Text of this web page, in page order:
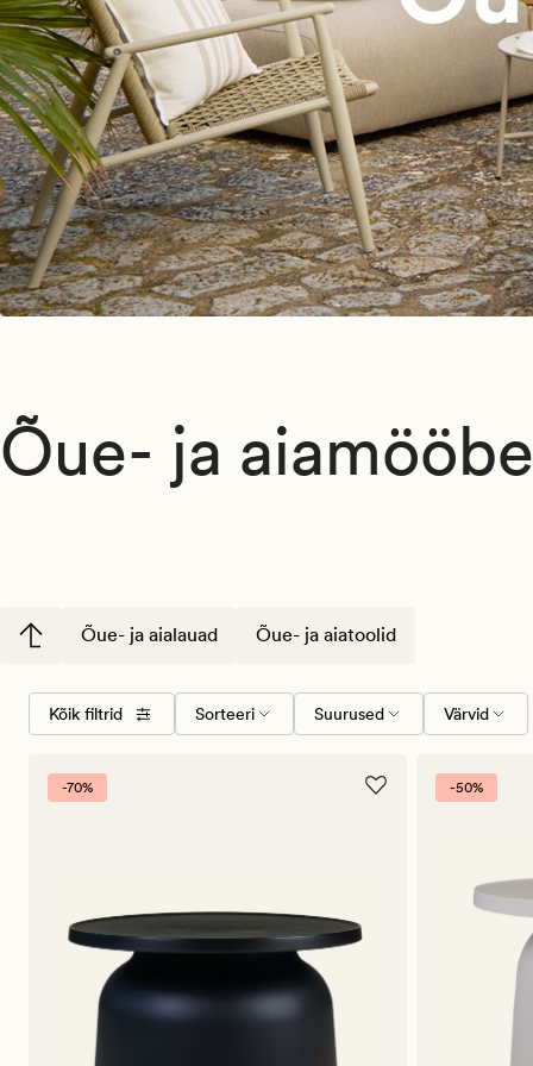
Õue- ja
Õue- ja aialauad Õue- ja aiatoolid
Kõik filtrid
Valige
sorteerimise
Sorteeri Suurused
Suurused Värvid
Värvid
-70% -50%